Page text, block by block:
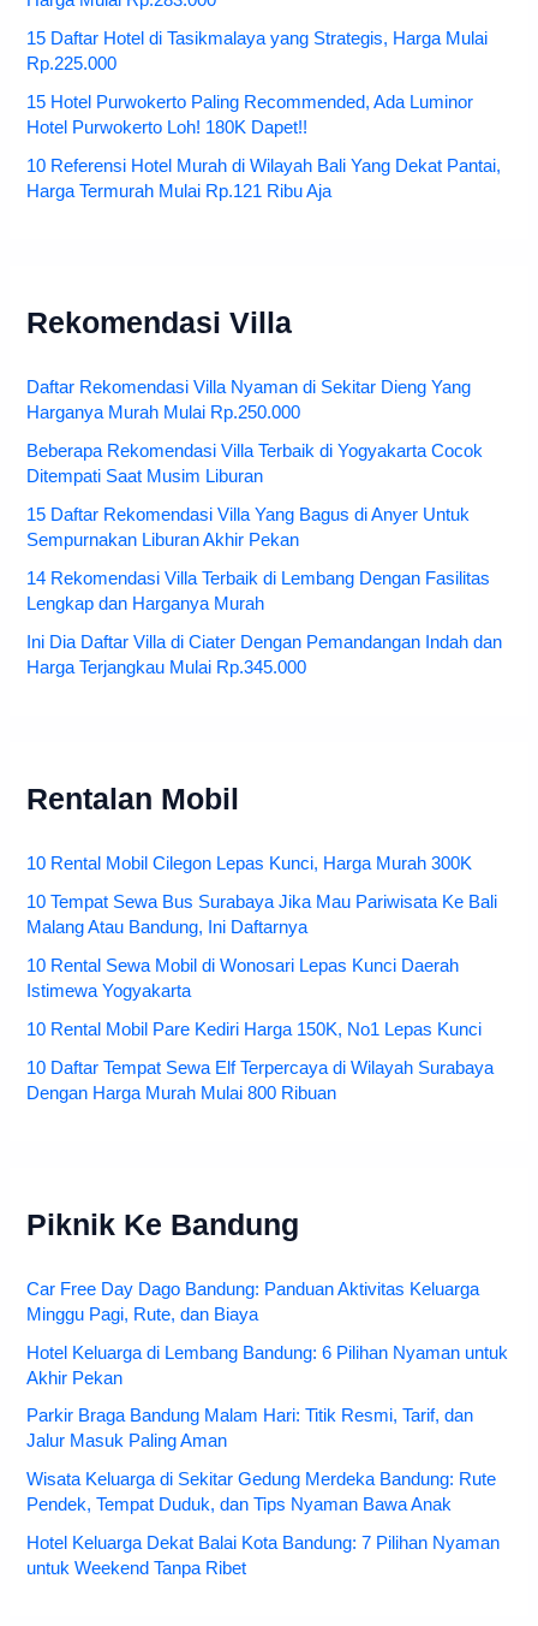
15 Daftar Hotel di Tasikmalaya yang Strategis, Harga Mulai
Rp.225.000
15 Hotel Purwokerto Paling Recommended, Ada Luminor
Hotel Purwokerto Loh! 180K Dapet!!
10 Referensi Hotel Murah di Wilayah Bali Yang Dekat Pantai,
Harga Termurah Mulai Rp.121 Ribu Aja
Rekomendasi Villa
Daftar Rekomendasi Villa Nyaman di Sekitar Dieng Yang
Harganya Murah Mulai Rp.250.000
Beberapa Rekomendasi Villa Terbaik di Yogyakarta Cocok
Ditempati Saat Musim Liburan
15 Daftar Rekomendasi Villa Yang Bagus di Anyer Untuk
Sempurnakan Liburan Akhir Pekan
14 Rekomendasi Villa Terbaik di Lembang Dengan Fasilitas
Lengkap dan Harganya Murah
Ini Dia Daftar Villa di Ciater Dengan Pemandangan Indah dan
Harga Terjangkau Mulai Rp.345.000
Rentalan Mobil
10 Rental Mobil Cilegon Lepas Kunci, Harga Murah 300K
10 Tempat Sewa Bus Surabaya Jika Mau Pariwisata Ke Bali
Malang Atau Bandung, Ini Daftarnya
10 Rental Sewa Mobil di Wonosari Lepas Kunci Daerah
Istimewa Yogyakarta
10 Rental Mobil Pare Kediri Harga 150K, No1 Lepas Kunci
10 Daftar Tempat Sewa Elf Terpercaya di Wilayah Surabaya
Dengan Harga Murah Mulai 800 Ribuan
Piknik Ke Bandung
Car Free Day Dago Bandung: Panduan Aktivitas Keluarga
Minggu Pagi, Rute, dan Biaya
Hotel Keluarga di Lembang Bandung: 6 Pilihan Nyaman untuk
Akhir Pekan
Parkir Braga Bandung Malam Hari: Titik Resmi, Tarif, dan
Jalur Masuk Paling Aman
Wisata Keluarga di Sekitar Gedung Merdeka Bandung: Rute
Pendek, Tempat Duduk, dan Tips Nyaman Bawa Anak
Hotel Keluarga Dekat Balai Kota Bandung: 7 Pilihan Nyaman
untuk Weekend Tanpa Ribet